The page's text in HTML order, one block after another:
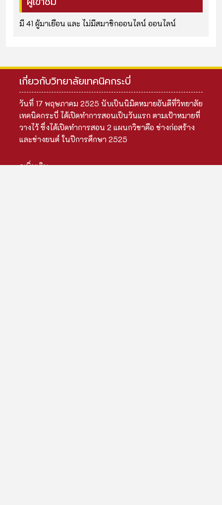
มี 41 ผู้มาเยือน และ ไม่มีสมาชิกออนไลน์ ออนไลน์
เกี่ยวกับวิทยาลัยเทคนิคกระบี่
วันที่ 17 พฤษภาคม 2525 นับเป็นนิมิตหมายอันดีที่วิทยาลัย
เทคนิคกระบี่ ได้เปิดทำการสอนเป็นวันแรก ตามเป้าหมายที่
วางไว้ ซึ่งได้เปิดทำการสอน 2 แผนกวิชาคือ ช่างก่อสร้าง
และช่างยนต์ ในปีการศึกษา 2525
ดูเพิ่มเติม